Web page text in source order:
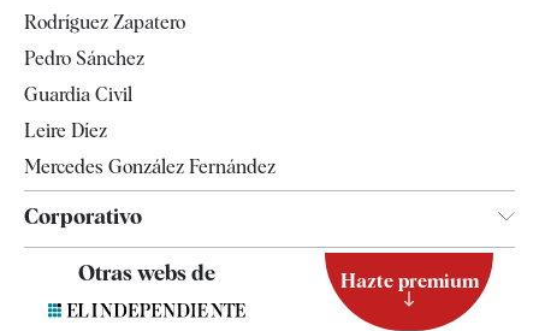
Televisión
Rodríguez Zapatero
Pedro Sánchez
Guardia Civil
Leire Díez
Mercedes González Fernández
Corporativo
Contacto
Otras webs de Hazte premium